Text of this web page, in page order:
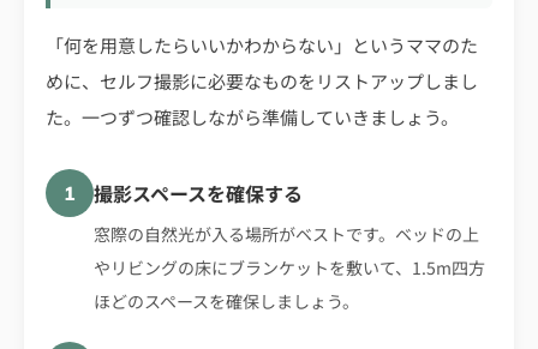
「何を用意したらいいかわからない」というママのた
めに、セルフ撮影に必要なものをリストアップしまし
た。一つずつ確認しながら準備していきましょう。
1 撮影スペースを確保する
窓際の自然光が入る場所がベストです。ベッドの上
やリビングの床にブランケットを敷いて、1.5m四方
ほどのスペースを確保しましょう。